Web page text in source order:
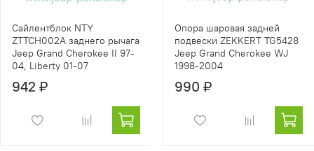
Сайлентблок NTY
ZTTCH002A заднего рычага
Jeep Grand Cherokee II 97-
04, Liberty 01-07
942 ₽
Опора шаровая задней
подвески ZEKKERT TG5428
Jeep Grand Cherokee WJ
1998-2004
990 ₽